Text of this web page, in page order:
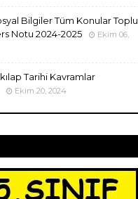
Bilgiler Tüm Konular Toplu
Notu 2024-2025
Ekim 06,
Tarihi Kavramlar
Ekim 20, 2024